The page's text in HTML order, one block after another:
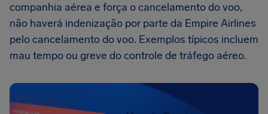
companhia aérea e força o cancelamento do voo,
não haverá indenização por parte da Empire Airlines
pelo cancelamento do voo. Exemplos típicos incluem
mau tempo ou greve do controle de tráfego aéreo.